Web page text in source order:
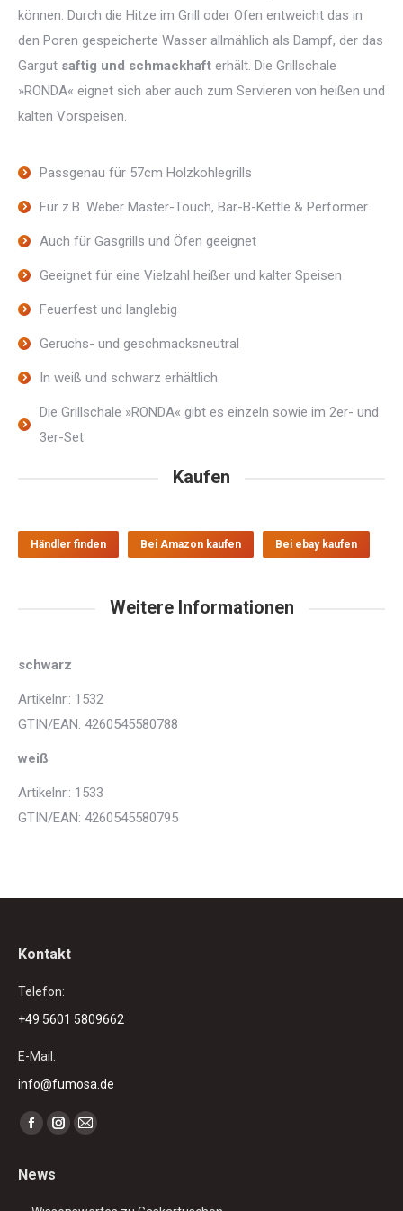
können. Durch die Hitze im Grill oder Ofen entweicht das in
den Poren gespeicherte Wasser allmählich als Dampf, der das
Gargut saftig und schmackhaft erhält. Die Grillschale
»RONDA« eignet sich aber auch zum Servieren von heißen und
kalten Vorspeisen.
Passgenau für 57cm Holzkohlegrills
Für z.B. Weber Master-Touch, Bar-B-Kettle & Performer
Auch für Gasgrills und Öfen geeignet
Geeignet für eine Vielzahl heißer und kalter Speisen
Feuerfest und langlebig
Geruchs- und geschmacksneutral
In weiß und schwarz erhältlich
Die Grillschale »RONDA« gibt es einzeln sowie im 2er- und
3er-Set
Kaufen
Händler finden Bei Amazon kaufen Bei ebay kaufen
Weitere Informationen
schwarz
Artikelnr.: 1532
GTIN/EAN: 4260545580788
weiß
Artikelnr.: 1533
GTIN/EAN: 4260545580795
Kontakt
Telefon:
+49 5601 5809662
E-Mail:
info@fumosa.de
Finden Sie uns auf:
Facebook
opens
in
Instagram
E-
News